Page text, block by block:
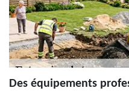
Des équipements